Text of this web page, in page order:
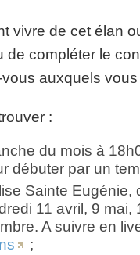
vivre de cet élan
de compléter le
auxquels vous
:
du mois à
débuter par un
Sainte Eugénie,
11 avril, 9 mai,
A suivre en
;